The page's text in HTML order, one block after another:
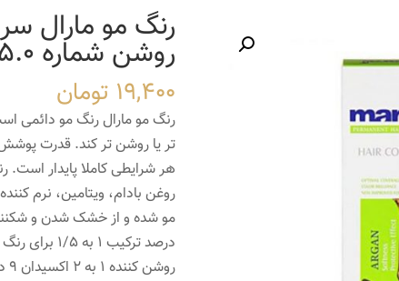
رنگ مو مارال
روشن شماره 5.0
19,400 تومان
رنگ مو مارال رنگ مو دائمی
تر یا روشن تر کند. قدرت
هر شرایطی کاملا پایدار است.
روغن بادام، ویتامین، نرم
روشن کننده ۱ به ۲ اکسیدان ۹ درصد مارال می باشد.